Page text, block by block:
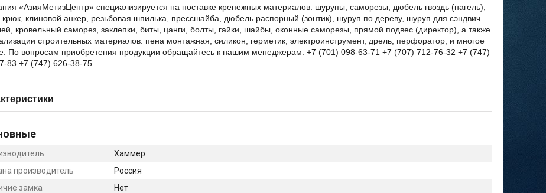
«АзияМетизЦентр» специализируется на поставке крепежных материалов: шурупы, саморезы, дюбель гвоздь (нагель),
крюк, клиновой анкер, резьбовая шпилька, прессшайба, дюбель распорный (зонтик), шуруп по дереву, шуруп для сэндвич
кровельный саморез, заклепки, биты, цанги, болты, гайки, шайбы, оконные саморезы, прямой подвес (директор), а также
строительных материалов: пена монтажная, силикон, герметик, электроинструмент, дрель, перфоратор, и многое
По вопросам приобретения продукции обращайтесь к нашим менеджерам: +7 (701) 098-63-71 +7 (707) 712-76-32 +7 (747)
83 +7 (747) 626-38-75
Хаммер
производитель
Россия
замка
Нет